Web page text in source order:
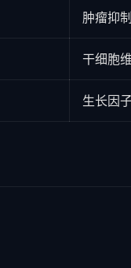
肿瘤抑制
干细胞
生长因